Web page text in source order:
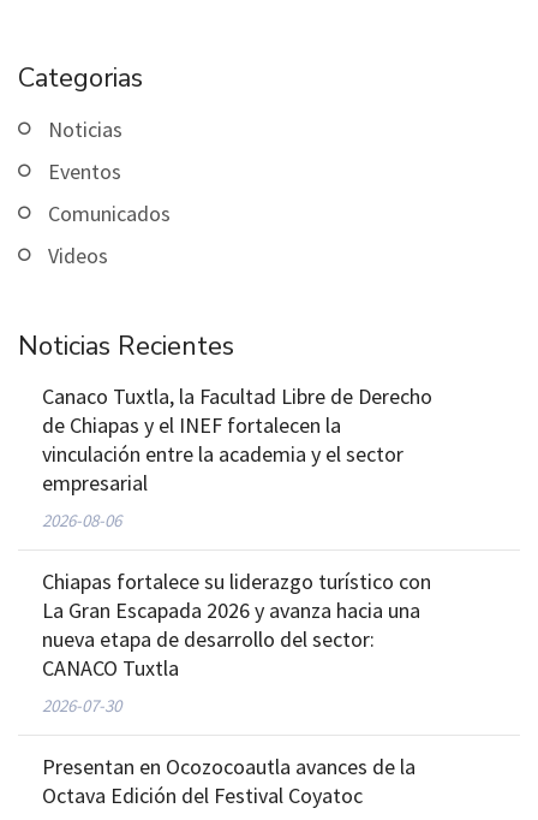
Categorias
Noticias
Eventos
Comunicados
Videos
Noticias Recientes
Canaco Tuxtla, la Facultad Libre de Derecho
de Chiapas y el INEF fortalecen la
vinculación entre la academia y el sector
empresarial
2026-08-06
Chiapas fortalece su liderazgo turístico con
La Gran Escapada 2026 y avanza hacia una
nueva etapa de desarrollo del sector:
CANACO Tuxtla
2026-07-30
Presentan en Ocozocoautla avances de la
Octava Edición del Festival Coyatoc